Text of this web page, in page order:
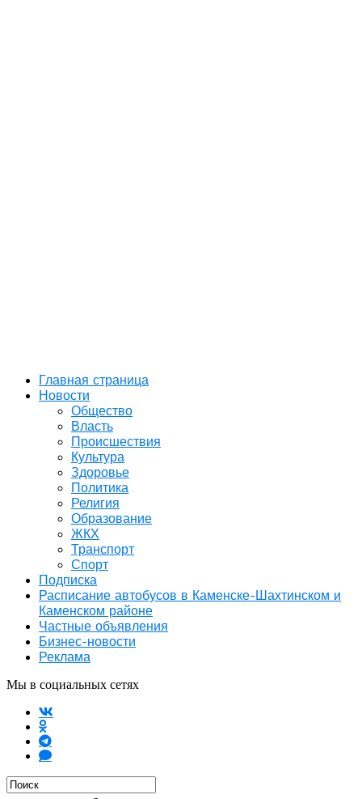
Главная страница
Новости
Общество
Власть
Происшествия
Культура
Здоровье
Политика
Религия
Образование
ЖКХ
Транспорт
Спорт
Подписка
Расписание автобусов в Каменске-Шахтинском и
Каменском районе
Частные объявления
Бизнес-новости
Реклама
Мы в социальных сетях